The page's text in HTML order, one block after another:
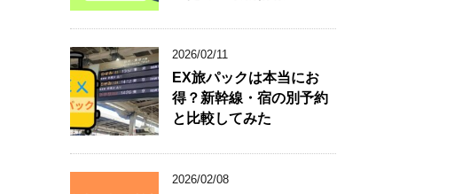
2026/02/11
EX旅パックは本当にお
得？新幹線・宿の別予約
と比較してみた
2026/02/08